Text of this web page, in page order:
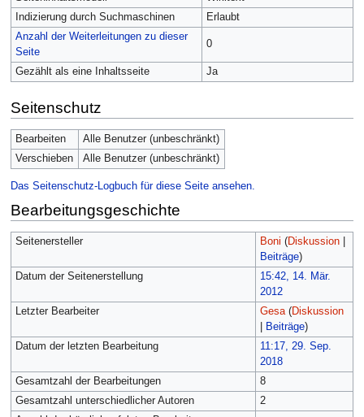
Indizierung durch Suchmaschinen
Erlaubt
Anzahl der Weiterleitungen zu dieser
Seite
0
Gezählt als eine Inhaltsseite Ja
Seitenschutz
Bearbeiten
Alle Benutzer (unbeschränkt)
Verschieben
Alle Benutzer (unbeschränkt)
Das Seitenschutz-Logbuch für diese Seite ansehen.
Bearbeitungsgeschichte
Seitenersteller Boni (Diskussion|
Beiträge)
Datum der Seitenerstellung
15:42, 14. Mär.
2012
Letzter Bearbeiter
Gesa (Diskussion
Beiträge)
Datum der letzten Bearbeitung
11:17, 29. Sep.
2018
Gesamtzahl der Bearbeitungen
8
Gesamtzahl unterschiedlicher Autoren
2